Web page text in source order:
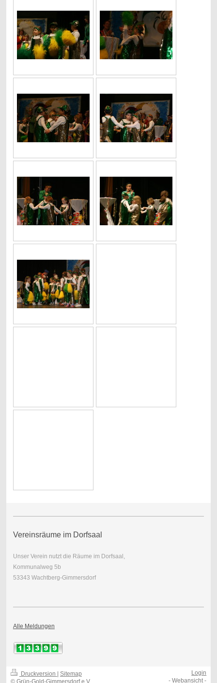
Vereinsräume im Dorfsaal
Unser Verein nutzt die Räume im Dorfsaal,
Kommunalweg 5b
53343 Wachtberg-Gimmersdorf
Alle Meldungen
Druckversion | Sitemap
© Grün-Gold-Gimmersdorf e.V.
Login
-Webansicht -